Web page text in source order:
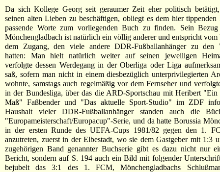
Da sich Kollege Georg seit geraumer Zeit eher politisch
seinen alten Lieben zu beschäftigen, obliegt es dem hier tippenden
passende Worte zum vorliegenden Buch zu finden. Sein
Mönchengladbach ist natürlich ein völlig anderer und entspricht vom
dem Zugang, den viele andere DDR-Fußballanhänger zu den
hatten: Man hielt natürlich weiter auf seinen jeweiligen
verfolgte dessen Werdegang in der Oberliga oder Liga
saß, sofern man nicht in einem diesbezüglich unterprivilegierten
wohnte, samstags auch regelmäßig vor dem Fernseher und
in der Bundesliga, über das die ARD-Sportschau mit Heribert
Maß" Faßbender und "Das aktuelle Sport-Studio" im ZDF
Haushalt vieler DDR-Fußballanhänger standen auch die
"Europameisterschaft/Europacup"-Serie, und da hatte Borussia
in der ersten Runde des UEFA-Cups 1981/82 gegen den 1.
anzutreten, zuerst in der Elbestadt, wo sie dem Gastgeber mit 1:3
zugehörigen Band genannter Buchserie gibt es dazu nicht nur
Bericht, sondern auf S. 194 auch ein Bild mit folgender
bejubelt das 3:1 des 1. FCM, Mönchengladbachs